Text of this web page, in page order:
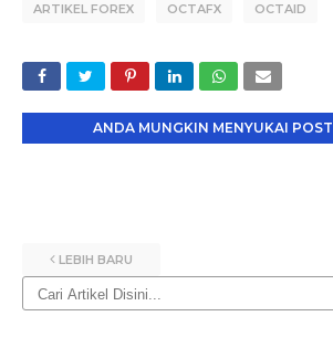
ARTIKEL FOREX OCTAFX OCTAID
ANDA MUNGKIN MENYUKAI
LEBIH BARU